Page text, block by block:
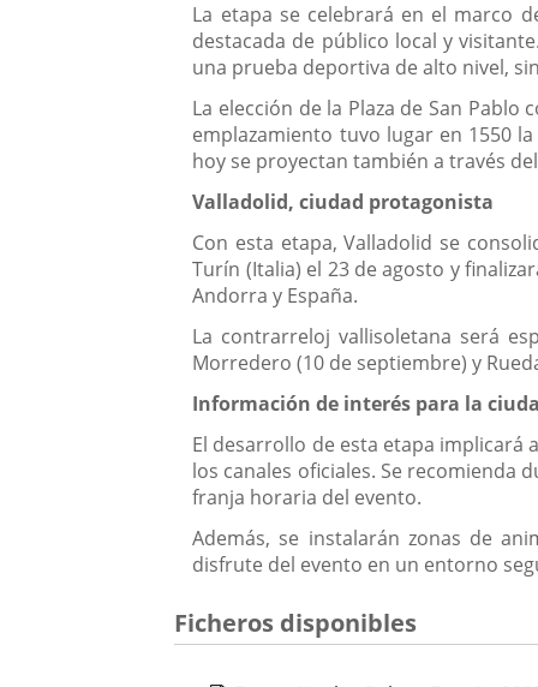
La etapa se celebrará en el marco
destacada de público local y
una prueba deportiva de alto nivel,
La elección de la Plaza de San
emplazamiento tuvo lugar en 1550
hoy se proyectan también a través
Valladolid, ciudad protagonista
Con esta etapa, Valladolid se
Turín (Italia) el 23 de agosto y
Andorra y España.
La contrarreloj vallisoletana será
Morredero (10 de septiembre) y
Información de interés para la
El desarrollo de esta etapa
los canales oficiales. Se recomienda
franja horaria del evento.
Además, se instalarán zonas de
disfrute del evento en un entorno
Ficheros disponibles